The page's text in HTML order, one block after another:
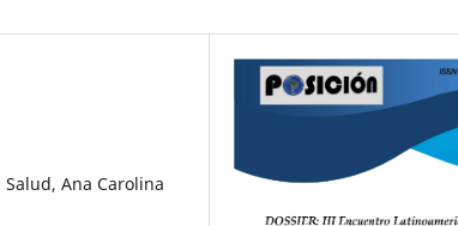
Ana Carolina